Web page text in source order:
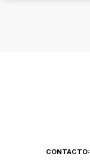
CONTACTO: